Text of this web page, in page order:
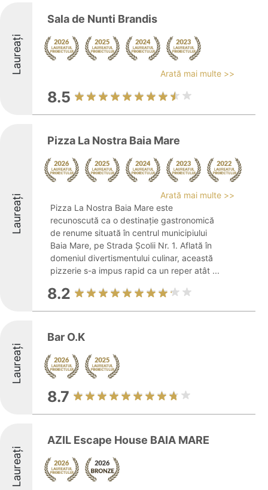
Laureați
Sala de Nunti Brandis
Arată mai multe >>
8.5
Laureați
Pizza La Nostra Baia Mare
Arată mai multe >>
Pizza La Nostra Baia Mare este
recunoscută ca o destinație gastronomică
de renume situată în centrul municipiului
Baia Mare, pe Strada Școlii Nr. 1. Aflată în
domeniul divertismentului culinar, această
pizzerie s-a impus rapid ca un reper atât ...
8.2
Laureați
Bar O.K
8.7
Laureați
AZIL Escape House BAIA MARE